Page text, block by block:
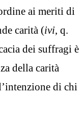
ai meriti di
carità (ivi, q.
dei suffragi è
della carità
di chi